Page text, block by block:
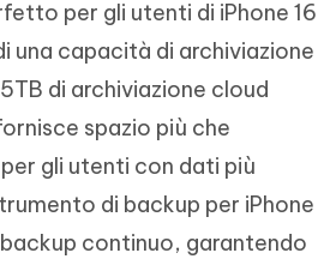
per gli utenti di iPhone 16
una capacità di archiviazione
di archiviazione cloud
spazio più che
gli utenti con dati più
di backup per iPhone
continuo, garantendo